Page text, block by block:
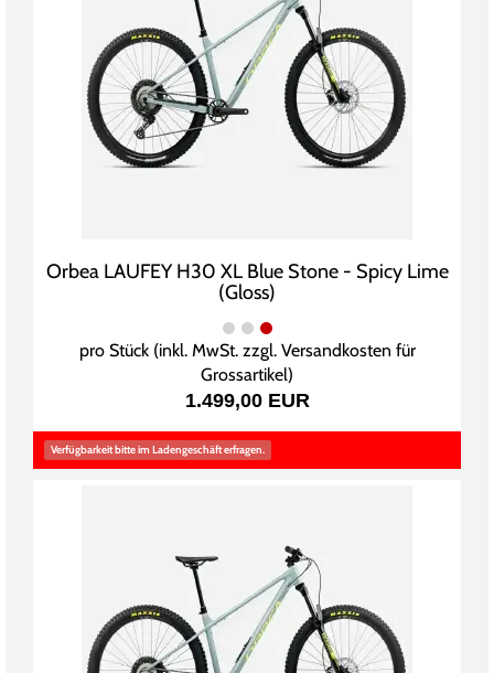
Orbea LAUFEY H30 XL Blue Stone - Spicy Lime
(Gloss)
pro Stück (inkl. MwSt. zzgl. Versandkosten für
Grossartikel)
1.499,00 EUR
Verfügbarkeit bitte im Ladengeschäft erfragen.